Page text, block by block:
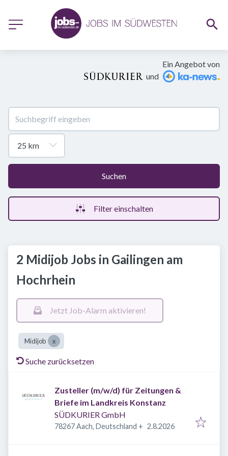
Ein Angebot von
und
Suchen
Filter einschalten
2 Midijob Jobs in Gailingen am
Hochrhein
Jetzt Job-Alarm aktivieren!
Midijob
Suche zurücksetzen
Zusteller (m/w/d) für Zeitungen &
Briefe im Landkreis Konstanz
SÜDKURIER GmbH
78267 Aach, Deutschland + Veröffentlicht
2.8.2026